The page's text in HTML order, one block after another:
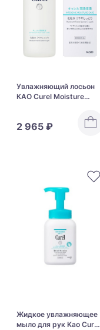
Увлажняющий лосьон
KAO Curel Moisture
2 965 ₽
Жидкое увлажняющее
мыло для рук Kao Curel